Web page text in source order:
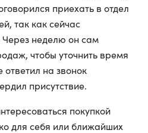
приехать в отдел
так как сейчас
неделю он сам
чтобы уточнить время
ответил на звонок
присутствие.
покупкой
для себя или ближайших